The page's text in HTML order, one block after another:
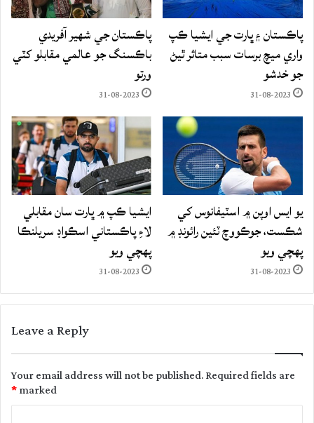
پاڪستان ۽ ڀارت جي ايشيا ڪپ
واري ميچ برسات سبب متاثر ٿيڻ
جو خدشو
31-08-2023
پاڪستان جي شهير آفريدي
باڪسنگ جو عالمي مقابلو کٽي
ورتو
31-08-2023
يو ايس اوپن ۾ اسٽيفانوس کي
شڪست، جوڪووچ ٽئين رائونڊ ۾
پهچي ويو
31-08-2023
ايشيا ڪپ ۾ ڀارت سان مقابلي
لاءِ پاڪستاني اسڪواڊ سريلنڪا
پهچي ويو
31-08-2023
Leave a Reply
Your email address will not be published.Required fields are
marked
*